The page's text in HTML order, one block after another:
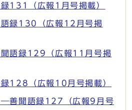
131（広報1月号掲載）
録130（広報12月号掲
語録129（広報11月号掲
128（広報10月号掲載）
―善聞語録127（広報9月号